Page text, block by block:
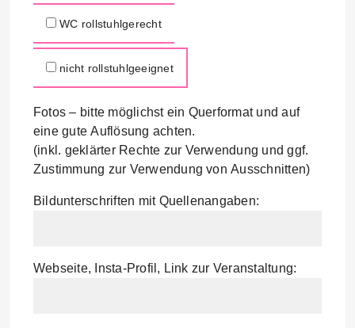
WC rollstuhlgerecht
nicht rollstuhlgeeignet
Fotos – bitte möglichst ein Querformat und auf
eine gute Auflösung achten.
(inkl. geklärter Rechte zur Verwendung und ggf.
Zustimmung zur Verwendung von Ausschnitten)
Bildunterschriften mit Quellenangaben:
Webseite, Insta-Profil, Link zur Veranstaltung: